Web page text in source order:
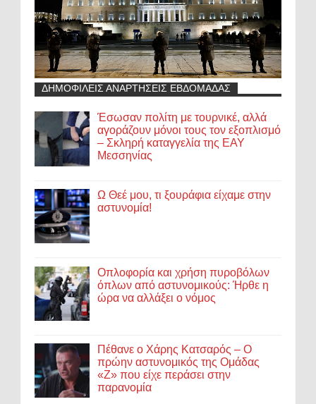
ΔΗΜΟΦΙΛΕΙΣ ΑΝΑΡΤΗΣΕΙΣ ΕΒΔΟΜΑΔΑΣ
Έσωσαν πολίτη με τουρνικέ, αλλά
αγοράζουν μόνοι τους τον εξοπλισμό
– Σκληρή καταγγελία της ΕΑΥ
Μεσσηνίας
Ω Θεέ μου, τι ξουράφια είχαμε στην
αστυνομία!
Οπλοφορία και χρήση πυροβόλων
όπλων από αστυνομικούς: Ήρθε η
ώρα να αλλάξει ο νόμος
Πέθανε ο Χάρης Κατσαρός – Ο
πρώην αστυνομικός της Ομάδας
«Ζ» που είχε περάσει στην
παρανομία